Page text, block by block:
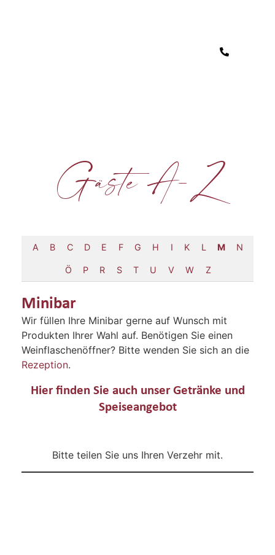
Gäste A-Z
A B C D E F G H I K L M N
Ö P R S T U V W Z
Minibar
Wir füllen Ihre Minibar gerne auf Wunsch mit
Produkten Ihrer Wahl auf. Benötigen Sie einen
Weinflaschenöffner? Bitte wenden Sie sich an die
Rezeption.
Hier finden Sie auch unser Getränke und
Speiseangebot
Bitte teilen Sie uns Ihren Verzehr mit.